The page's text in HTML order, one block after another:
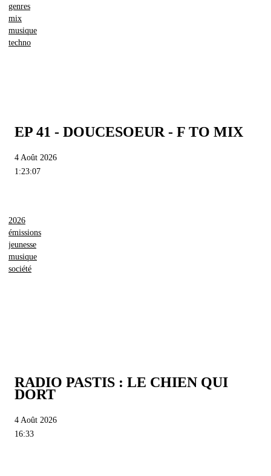
genres
mix
musique
techno
EP 41 - DOUCESOEUR - F TO MIX
4 Août 2026
1:23:07
2026
émissions
jeunesse
musique
société
RADIO PASTIS : LE CHIEN QUI
DORT
4 Août 2026
16:33